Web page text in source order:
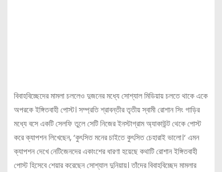
বিবাহবিচ্ছেদের মামলা চললেও দুজনের মধ্যে সোশ্যাল মিডিয়ায় চলতে থাকে একে
অপরকে ইঙ্গিতবাহী পোস্ট। সম্প্রতি শ্রাবন্তীর তৃতীয় স্বামী রোশান সিং গাড়ির
মধ্যে বসে একটি সেলফি তুলে সেটি নিজের ইনস্টাগ্রাম অ্যাকাউন্ট থেকে পোস্ট
করে ক্যাপশন লিখেছেন, ‘কুৎসিত মনের চাইতে কুৎসিত চেহারাই ভালো।‘ এমন
ক্যাপশন দেখে নেটিজেনদের একাংশের ধারণা হয়েছে কথাটি রোশান ইঙ্গিতবাহী
পোস্ট হিসেবে শেয়ার করেছেন সোশ্যাল দুনিয়ায়। তাঁদের বিবাহবিচ্ছেদ মামলার